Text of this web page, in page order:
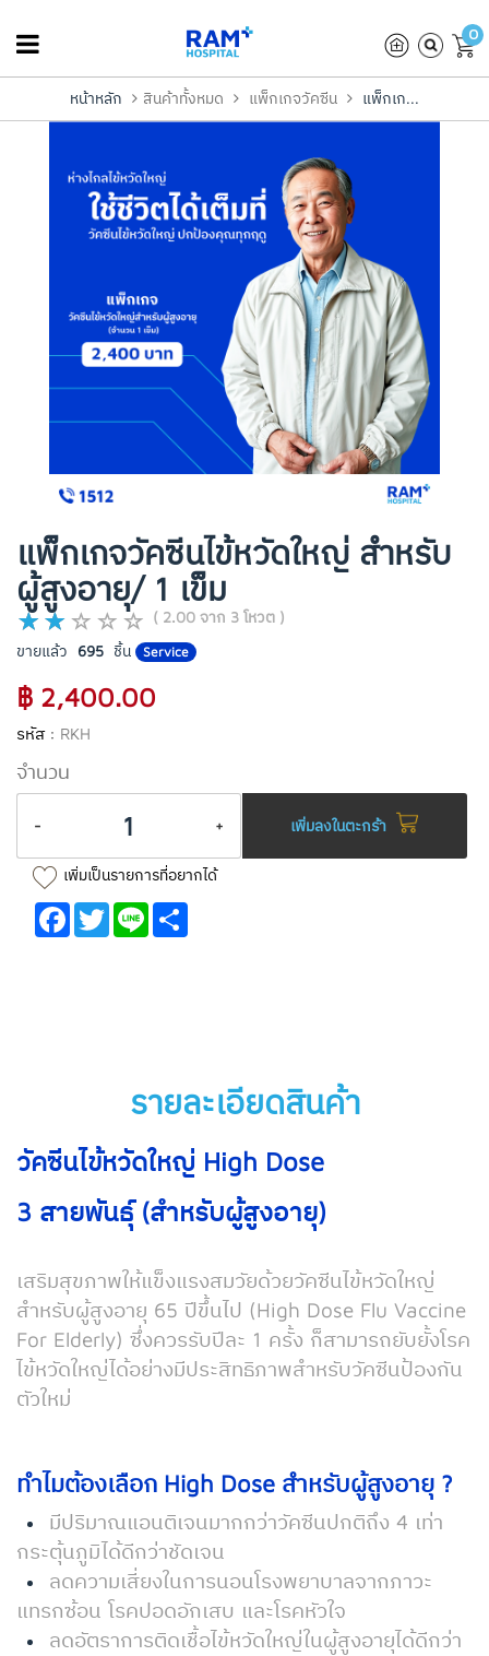
0
หน้าหลัก สินค้าทั้งหมด แพ็กเกจวัคซีน แพ็กเก...
แพ็กเกจวัคซีนไข้หวัดใหญ่ สำหรับ
ผู้สูงอายุ/ 1 เข็ม
( 2.00 จาก 3 โหวต )
ขายแล้ว
695 ชิ้น Service
฿ 2,400.00
รหัส : RKH
จำนวน
- + เพิ่มลงในตะกร้า
เพิ่มเป็นรายการที่อยากได้
Facebook
TwitterLine
รายละเอียดสินค้า
วัคซีนไข้หวัดใหญ่ High Dose
3 สายพันธุ์ (สำหรับผู้สูงอายุ)
เสริมสุขภาพให้แข็งแรงสมวัยด้วยวัคซีนไข้หวัดใหญ่
สำหรับผู้สูงอายุ 65 ปีขึ้นไป (High Dose Flu Vaccine
For Elderly) ซึ่งควรรับปีละ 1 ครั้ง ก็สามารถยับยั้งโรค
ไข้หวัดใหญ่ได้อย่างมีประสิทธิภาพสำหรับวัคซีนป้องกัน
ตัวใหม่
ทำไมต้องเลือก High Dose สำหรับผู้สูงอายุ ?
มีปริมาณแอนติเจนมากกว่าวัคซีนปกติถึง 4 เท่า
กระตุ้นภูมิได้ดีกว่าชัดเจน
ลดความเสี่ยงในการนอนโรงพยาบาลจากภาวะ
แทรกซ้อน โรคปอดอักเสบ และโรคหัวใจ
ลดอัตราการติดเชื้อไข้หวัดใหญ่ในผู้สูงอายุได้ดีกว่า